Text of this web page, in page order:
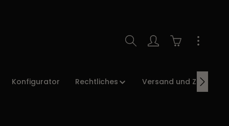
Warenkorb
Konfigurator Rechtliches Versand und Zahlung